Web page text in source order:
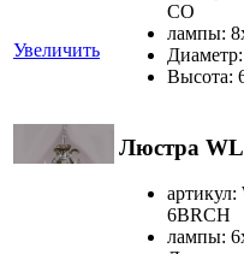
Увеличить
CO
лампы:
Высота:
Люстра
6BRCH
лампы: